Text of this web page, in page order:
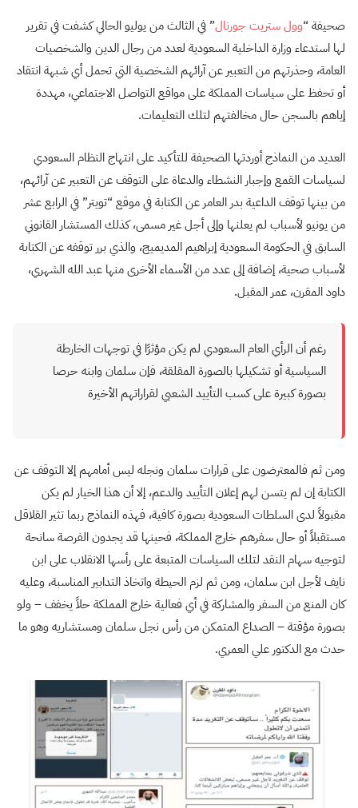
صحيفة “وول ستريت جورنال” في الثالث من يوليو الحالي كشفت في تقرير
لها استدعاء وزارة الداخلية السعودية لعدد من رجال الدين والشخصيات
العامة، وحذرتهم من التعبير عن آرائهم الشخصية التي تحمل أي شبهة انتقاد
أو تحفظ على سياسات المملكة على مواقع التواصل الاجتماعي، مهددة
إياهم بالسجن حال مخالفتهم لتلك التعليمات.
العديد من النماذج أوردتها الصحيفة للتأكيد على انتهاج النظام السعودي
لسياسات القمع وإجبار النشطاء والدعاة على التوقف عن التعبير عن آرائهم،
من بينها توقف الداعية بدر العامر عن الكتابة في موقع “تويتر” في الرابع عشر
من يونيو لأسباب لم يعلنها وإلى أجل غير مسمى، كذلك المستشار القانوني
السابق في الحكومة السعودية إبراهيم المديميج، والذي برر توقفه عن الكتابة
لأسباب صحية، إضافة إلى عدد من الأسماء الأخرى منها عبد الله الشهري،
داود المقرن، عمر المقبل.
رغم أن الرأي العام السعودي لم يكن مؤثرًا في توجهات الخارطة
السياسية أو تشكيلها بالصورة المقلقة، فإن سلمان وابنه حرصا
بصورة كبيرة على كسب التأييد الشعبي لقراراتهم الأخيرة
ومن ثم فالمعترضون على قرارات سلمان ونجله ليس أمامهم إلا التوقف عن
الكتابة إن لم يتسن لهم إعلان التأييد والدعم، إلا أن هذا الخيار لم يكن
مقبولاً لدى السلطات السعودية بصورة كافية، فهذه النماذج ربما تثير القلاقل
مستقبلاً أو حال سفرهم خارج المملكة، فحينها قد يجدون الفرصة سانحة
لتوجيه سهام النقد لتلك السياسات المتبعة على رأسها الانقلاب على ابن
نايف لأجل ابن سلمان، ومن ثم لزم الحيطة واتخاذ التدابير المناسبة، وعليه
كان المنع من السفر والمشاركة في أي فعالية خارج المملكة حلاً يخفف – ولو
بصورة مؤقتة – الصداع المتمكن من رأس نجل سلمان ومستشاريه وهو ما
حدث مع الدكتور علي العمري.